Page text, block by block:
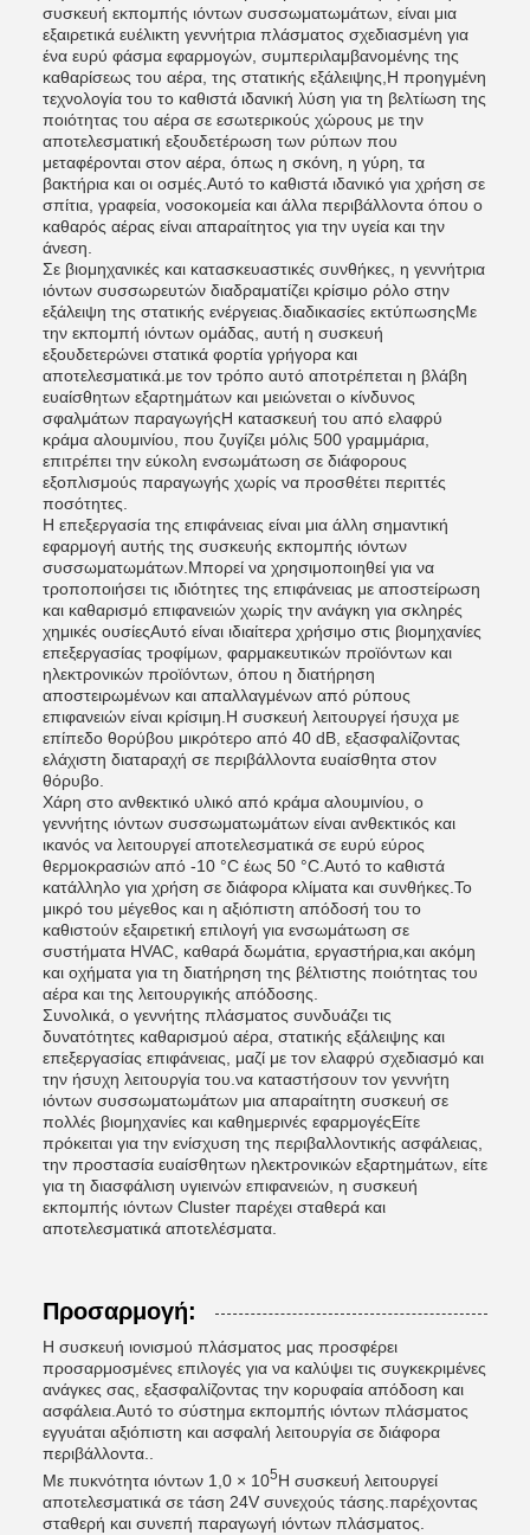
συσκευή εκπομπής ιόντων συσσωματωμάτων, είναι μια
εξαιρετικά ευέλικτη γεννήτρια πλάσματος σχεδιασμένη για
ένα ευρύ φάσμα εφαρμογών, συμπεριλαμβανομένης της
καθαρίσεως του αέρα, της στατικής εξάλειψης,Η προηγμένη
τεχνολογία του το καθιστά ιδανική λύση για τη βελτίωση της
ποιότητας του αέρα σε εσωτερικούς χώρους με την
αποτελεσματική εξουδετέρωση των ρύπων που
μεταφέρονται στον αέρα, όπως η σκόνη, η γύρη, τα
βακτήρια και οι οσμές.Αυτό το καθιστά ιδανικό για χρήση σε
σπίτια, γραφεία, νοσοκομεία και άλλα περιβάλλοντα όπου ο
καθαρός αέρας είναι απαραίτητος για την υγεία και την
άνεση.
Σε βιομηχανικές και κατασκευαστικές συνθήκες, η γεννήτρια
ιόντων συσσωρευτών διαδραματίζει κρίσιμο ρόλο στην
εξάλειψη της στατικής ενέργειας.διαδικασίες εκτύπωσηςΜε
την εκπομπή ιόντων ομάδας, αυτή η συσκευή
εξουδετερώνει στατικά φορτία γρήγορα και
αποτελεσματικά.με τον τρόπο αυτό αποτρέπεται η βλάβη
ευαίσθητων εξαρτημάτων και μειώνεται ο κίνδυνος
σφαλμάτων παραγωγήςΗ κατασκευή του από ελαφρύ
κράμα αλουμινίου, που ζυγίζει μόλις 500 γραμμάρια,
επιτρέπει την εύκολη ενσωμάτωση σε διάφορους
εξοπλισμούς παραγωγής χωρίς να προσθέτει περιττές
ποσότητες.
Η επεξεργασία της επιφάνειας είναι μια άλλη σημαντική
εφαρμογή αυτής της συσκευής εκπομπής ιόντων
συσσωματωμάτων.Μπορεί να χρησιμοποιηθεί για να
τροποποιήσει τις ιδιότητες της επιφάνειας με αποστείρωση
και καθαρισμό επιφανειών χωρίς την ανάγκη για σκληρές
χημικές ουσίεςΑυτό είναι ιδιαίτερα χρήσιμο στις βιομηχανίες
επεξεργασίας τροφίμων, φαρμακευτικών προϊόντων και
ηλεκτρονικών προϊόντων, όπου η διατήρηση
αποστειρωμένων και απαλλαγμένων από ρύπους
επιφανειών είναι κρίσιμη.Η συσκευή λειτουργεί ήσυχα με
επίπεδο θορύβου μικρότερο από 40 dB, εξασφαλίζοντας
ελάχιστη διαταραχή σε περιβάλλοντα ευαίσθητα στον
θόρυβο.
Χάρη στο ανθεκτικό υλικό από κράμα αλουμινίου, ο
γεννήτης ιόντων συσσωματωμάτων είναι ανθεκτικός και
ικανός να λειτουργεί αποτελεσματικά σε ευρύ εύρος
θερμοκρασιών από -10 °C έως 50 °C.Αυτό το καθιστά
κατάλληλο για χρήση σε διάφορα κλίματα και συνθήκες.Το
μικρό του μέγεθος και η αξιόπιστη απόδοσή του το
καθιστούν εξαιρετική επιλογή για ενσωμάτωση σε
συστήματα HVAC, καθαρά δωμάτια, εργαστήρια,και ακόμη
και οχήματα για τη διατήρηση της βέλτιστης ποιότητας του
αέρα και της λειτουργικής απόδοσης.
Συνολικά, ο γεννήτης πλάσματος συνδυάζει τις
δυνατότητες καθαρισμού αέρα, στατικής εξάλειψης και
επεξεργασίας επιφάνειας, μαζί με τον ελαφρύ σχεδιασμό και
την ήσυχη λειτουργία του.να καταστήσουν τον γεννήτη
ιόντων συσσωματωμάτων μια απαραίτητη συσκευή σε
πολλές βιομηχανίες και καθημερινές εφαρμογέςΕίτε
πρόκειται για την ενίσχυση της περιβαλλοντικής ασφάλειας,
την προστασία ευαίσθητων ηλεκτρονικών εξαρτημάτων, είτε
για τη διασφάλιση υγιεινών επιφανειών, η συσκευή
εκπομπής ιόντων Cluster παρέχει σταθερά και
αποτελεσματικά αποτελέσματα.
Προσαρμογή:
Η συσκευή ιονισμού πλάσματος μας προσφέρει
προσαρμοσμένες επιλογές για να καλύψει τις συγκεκριμένες
ανάγκες σας, εξασφαλίζοντας την κορυφαία απόδοση και
ασφάλεια.Αυτό το σύστημα εκπομπής ιόντων πλάσματος
εγγυάται αξιόπιστη και ασφαλή λειτουργία σε διάφορα
περιβάλλοντα..
Με πυκνότητα ιόντων 1,0 × 105Η συσκευή λειτουργεί
αποτελεσματικά σε τάση 24V συνεχούς τάσης.παρέχοντας
σταθερή και συνεπή παραγωγή ιόντων πλάσματος.